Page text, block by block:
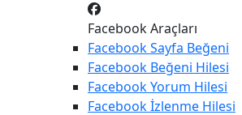
Facebook Araçları
FacebookSayfa Beğeni
Facebook Beğeni Hilesi
FacebookYorum Hilesi
Facebookİzlenme Hilesi